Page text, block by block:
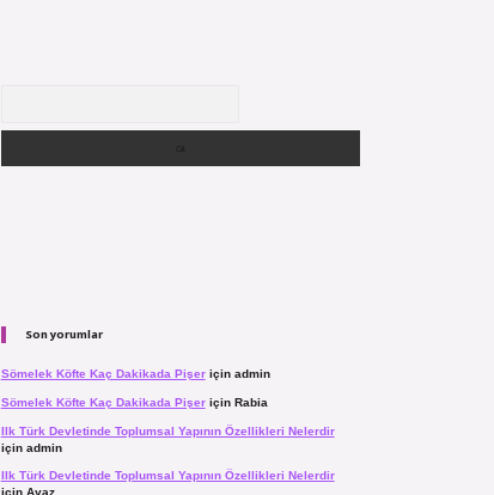
Son yorumlar
Sömelek Köfte Kaç Dakikada Pişeriçin admin
Sömelek Köfte Kaç Dakikada Pişeriçin Rabia
Ilk Türk Devletinde Toplumsal Yapının Özellikleri Nelerdir
için admin
Ilk Türk Devletinde Toplumsal Yapının Özellikleri Nelerdir
için Ayaz